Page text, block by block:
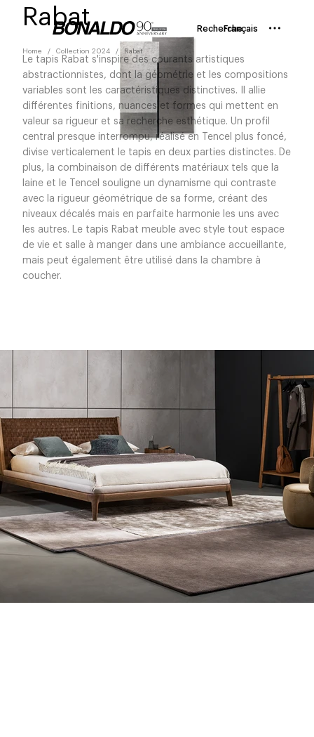
Recherche
Français
Home Collection 2024 Rabat
Rabat
Le tapis Rabat s'inspire des courants artistiques
abstractionnistes, dont la géométrie et les compositions
variables sont les caractéristiques distinctives. Il allie
différentes finitions, nuances et formes qui mettent en
valeur sa rigueur et sa recherche esthétique. Un profil
central presque interrompu, réalisé en Tencel plus foncé,
divise verticalement le tapis en deux parties distinctes. De
plus, la combinaison de différents matériaux tels que la
laine et le Tencel souligne un dynamisme qui contraste
avec la rigueur géométrique de sa forme, créant des
niveaux décalés mais en parfaite harmonie les uns avec
les autres. Le tapis Rabat meuble avec style tout espace
de vie et salle à manger dans une ambiance accueillante,
mais peut également être utilisé dans la chambre à
coucher.